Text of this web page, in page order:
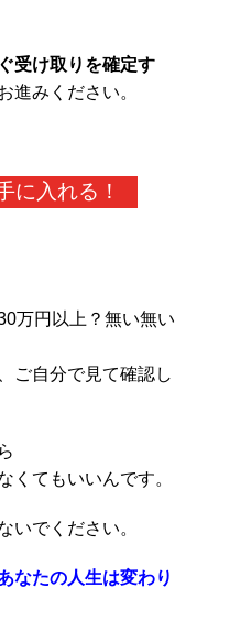
受け取りを確定す
進みください。
に入れる！
万円以上？無い無い
ご自分で見て確認し
くてもいいんです。
いでください。
なたの人生は変わり